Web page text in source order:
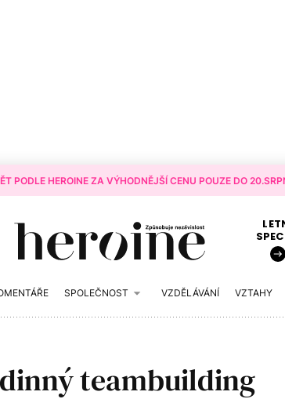
PODLE HEROINE ZA VÝHODNĚJŠÍ CENU POUZE DO
SPOLEČNOST VZDĚLÁVÁNÍ VZTAHY
teambuilding